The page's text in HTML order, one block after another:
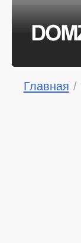
Главная /